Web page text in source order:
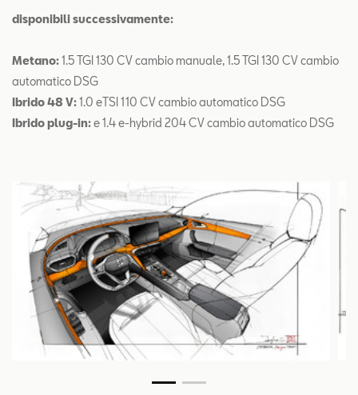
disponibili successivamente:
Metano:1.5 TGI 130 CV cambio manuale, 1.5 TGI 130 CV cambio
automatico DSG
Ibrido 48 V:1.0 eTSI 110 CV cambio automatico DSG
Ibrido plug-in:e 1.4 e-hybrid 204 CV cambio automatico DSG